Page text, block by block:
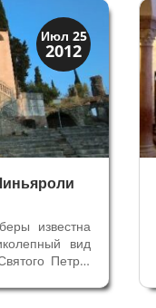
Июл 25
2012
известна
вид
Петра.